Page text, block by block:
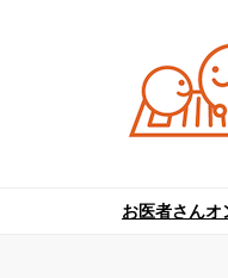
お医者さんオ